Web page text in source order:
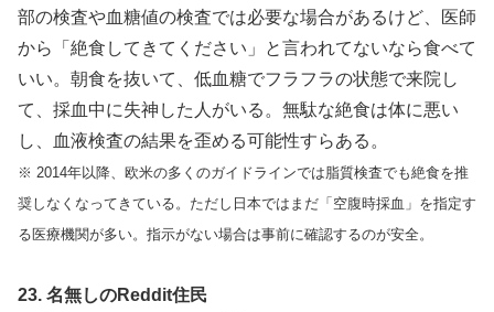
部の検査や血糖値の検査では必要な場合があるけど、医師
から「絶食してきてください」と言われてないなら食べて
いい。朝食を抜いて、低血糖でフラフラの状態で来院し
て、採血中に失神した人がいる。無駄な絶食は体に悪い
し、血液検査の結果を歪める可能性すらある。
※ 2014年以降、欧米の多くのガイドラインでは脂質検査でも絶食を推
奨しなくなってきている。ただし日本ではまだ「空腹時採血」を指定す
る医療機関が多い。指示がない場合は事前に確認するのが安全。
23. 名無しのReddit住民